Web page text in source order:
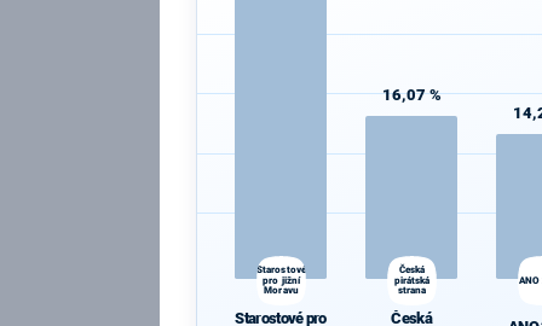
Starostové
pro jižní
Moravu
Starostové pro
16,07 %
Česká
pirátská
strana
Česká
ANO